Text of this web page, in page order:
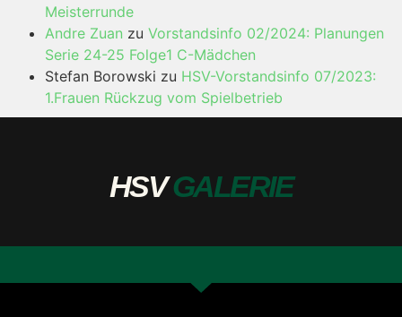
Meisterrunde
Andre Zuan zu Vorstandsinfo 02/2024: Planungen
Serie 24-25 Folge1 C-Mädchen
Stefan Borowski zu HSV-Vorstandsinfo 07/2023:
1.Frauen Rückzug vom Spielbetrieb
HSVGALERIE